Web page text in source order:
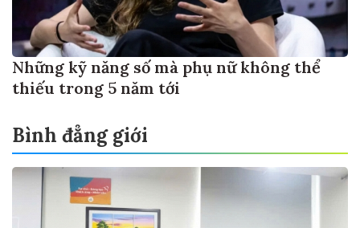
Những kỹ năng số mà phụ nữ không thể
thiếu trong 5 năm tới
Bình đẳng giới